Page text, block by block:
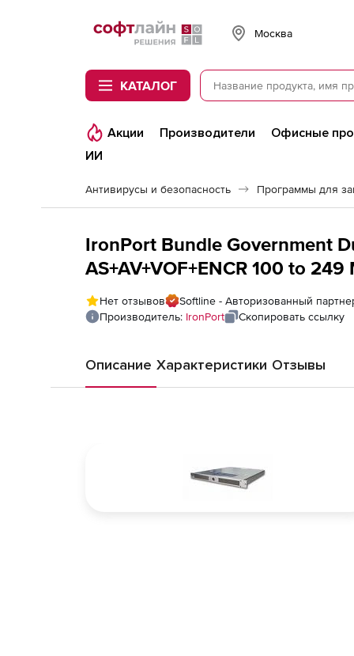
Softline
Москва
КАТАЛОГ
Акции Производители Офисные
ИИ
Антивирусы и безопасность Программы для
IronPort Bundle Government
AS+AV+VOF+ENCR 100 to
Appliance Bundle (3 Years)
Mailboxes
Нет отзывов
Softline - Авторизованный
Производитель: IronPort Скопировать ссылку
Описание Характеристики Отзывы